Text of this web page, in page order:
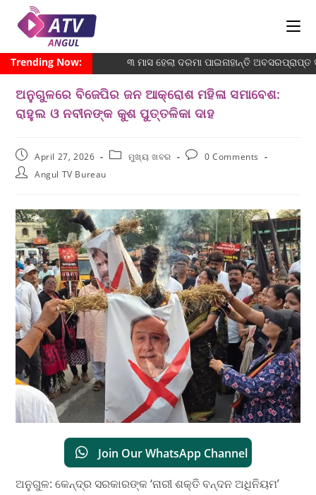
Trending Now: ୩ ମାସ ହେଲା ଦରମା ପାଇନାହାନ୍ତି
ଅନୁଗୁଳରେ ବିଜେପିର ଜନ ଆକ୍ରୋଶ ମହିଳା ସମାବେଶ:
ରାହୁଲ ଓ ନବୀନଙ୍କ କୁଶ ପୁତ୍ତଳିକା ଦାହ
April 27, 2026 ମୁଖ୍ୟ ଖବର
0 Comments
Angul TV Bureau
Join Our WhatsApp Channel
ଅନୁଗୁଳ: କେନ୍ଦ୍ର ସରକାରଙ୍କ ‘ନାରୀ ଶକ୍ତି ବନ୍ଦନ ଅଧିନିୟମ’